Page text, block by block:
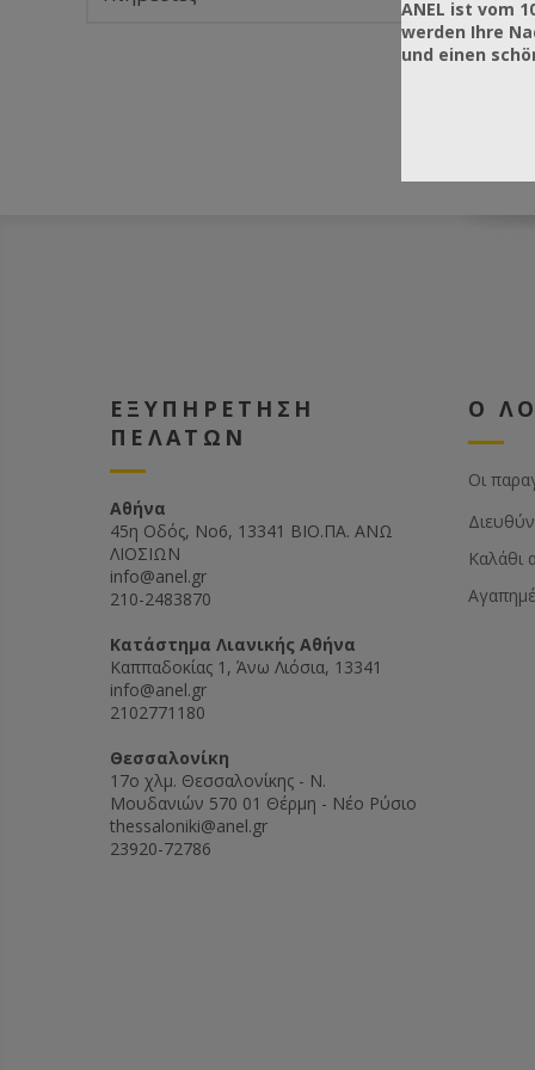
F G H
ΕΞΥΠΗΡΕΤΗΣΗ
ΠΕΛΑΤΩΝ
Αθήνα
45η Οδός, Νο6, 13341 ΒΙΟ.ΠΑ. ΑΝΩ
ΛΙΟΣΙΩΝ
info@anel.gr
210-2483870
Kατάστημα Λιανικής Αθήνα
Καππαδοκίας 1, Άνω Λιόσια, 13341
info@anel.gr
2102771180
Θεσσαλονίκη
17ο χλμ. Θεσσαλονίκης - Ν.
Μουδανιών 570 01 Θέρμη - Νέο Ρύσιο
thessaloniki@anel.gr
23920-72786
Ο
Οι
Καλάθι
ANEL ist vom
werden Ihre
und einen